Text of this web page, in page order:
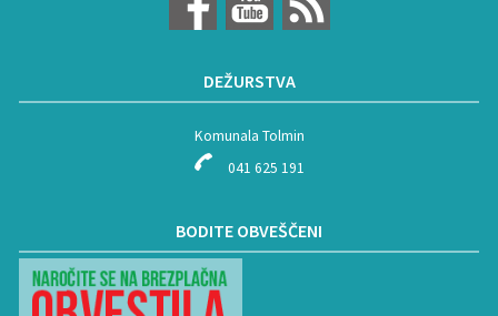
DEŽURSTVA
Komunala Tolmin
041 625 191
BODITE OBVEŠČENI